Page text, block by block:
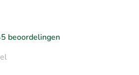
beoordelingen